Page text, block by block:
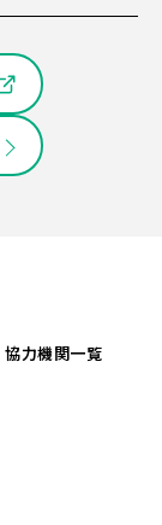
協力機関一覧